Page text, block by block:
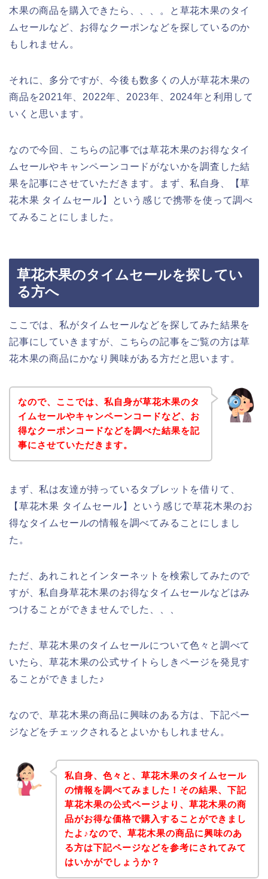
木果の商品を購入できたら、、、。と草花木果のタイ
ムセールなど、お得なクーポンなどを探しているのか
もしれません。
それに、多分ですが、今後も数多くの人が草花木果の
商品を2021年、2022年、2023年、2024年と利用して
いくと思います。
なので今回、こちらの記事では草花木果のお得なタイ
ムセールやキャンペーンコードがないかを調査した結
果を記事にさせていただきます。まず、私自身、【草
花木果 タイムセール】という感じで携帯を使って調べ
てみることにしました。
草花木果のタイムセールを探してい
る方へ
ここでは、私がタイムセールなどを探してみた結果を
記事にしていきますが、こちらの記事をご覧の方は草
花木果の商品にかなり興味がある方だと思います。
なので、ここでは、私自身が草花木果のタ
イムセールやキャンペーンコードなど、お
得なクーポンコードなどを調べた結果を記
事にさせていただきます。
まず、私は友達が持っているタブレットを借りて、
【草花木果 タイムセール】という感じで草花木果のお
得なタイムセールの情報を調べてみることにしまし
た。
ただ、あれこれとインターネットを検索してみたので
すが、私自身草花木果のお得なタイムセールなどはみ
つけることができませんでした、、、
ただ、草花木果のタイムセールについて色々と調べて
いたら、草花木果の公式サイトらしきページを発見す
ることができました♪
なので、草花木果の商品に興味のある方は、下記ペー
ジなどをチェックされるとよいかもしれません。
私自身、色々と、草花木果のタイムセール
の情報を調べてみました！その結果、下記
草花木果の公式ページより、草花木果の商
品がお得な価格で購入することができまし
たよ♪なので、草花木果の商品に興味のあ
る方は下記ページなどを参考にされてみて
はいかがでしょうか？